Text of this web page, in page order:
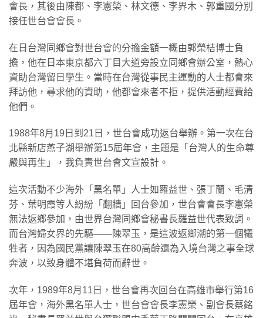
會長，其後由陳都、李憲榮、林文德、李界木、郭重國分別
接任世台會會長。
在日台灣同鄉會對世台會的分擔金額一概由郭榮桔博士負
擔，他在日本東京都六丁目大道旁設立同鄉會辦公室，熱心
資助台灣留日學生。當時在台灣從事民主運動的人士都會來
拜訪他，尋求他的資助，他都會來者不拒，提供活動經費給
他們。
1988年8月19日到21日，世台會成功返台舉辦。第一次在台
北縣新店燕子湖舉辦第15屆年會，主題是「台灣人的生命尊
嚴與再生」，我負責世台會文宣設計。
這次活動不少海外「黑名單」人士如羅益世、張丁蘭、毛清
芬、葉明霞等人紛紛「翻牆」回台參加，世台會會長李憲榮
無法返鄉參加，由世界台灣同鄉會秘書長羅益世代表致詞。
而台灣婦女界的先驅——陳翠玉，是這波返鄉潮的第一個犧
牲者，因為國民黨讓陳翠玉在80高齡還為入境台灣之事全球
奔波，以致身體不堪負荷而辭世。
次年，1989年8月11日，世台會再次回台在高雄市舉行第16
屆年會，海外黑名單人士，世台會會長李憲榮、副會長蔡銘